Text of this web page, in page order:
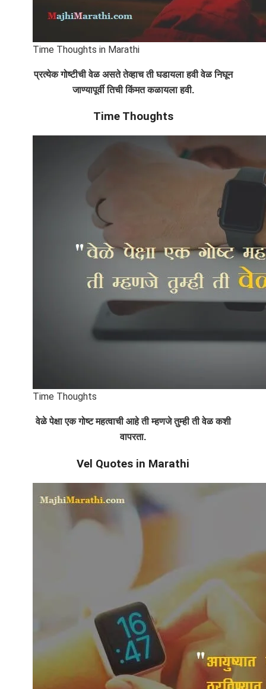
Time Thoughts in Marathi
प्रत्येक गोष्टीची वेळ असते तेव्हाच ती घडायला हवी वेळ निघून
जाण्यापूर्वी तिची किंमत कळायला हवी.
Time Thoughts
Time Thoughts
वेळे पेक्षा एक गोष्ट महत्वाची आहे ती म्हणजे तुम्ही ती वेळ कशी
वापरता.
Vel Quotes in Marathi